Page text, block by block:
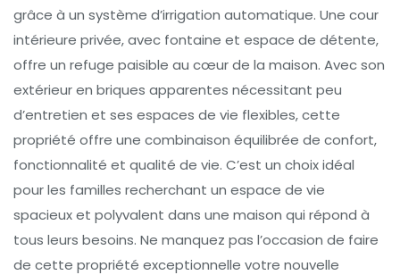
grâce à un système d’irrigation automatique. Une cour
intérieure privée, avec fontaine et espace de détente,
offre un refuge paisible au cœur de la maison. Avec son
extérieur en briques apparentes nécessitant peu
d’entretien et ses espaces de vie flexibles, cette
propriété offre une combinaison équilibrée de confort,
fonctionnalité et qualité de vie. C’est un choix idéal
pour les familles recherchant un espace de vie
spacieux et polyvalent dans une maison qui répond à
tous leurs besoins. Ne manquez pas l’occasion de faire
de cette propriété exceptionnelle votre nouvelle